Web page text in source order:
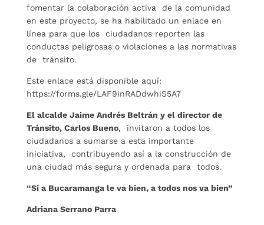
fomentar la colaboración activa de la comunidad
en este proyecto, se ha habilitado un enlace en
línea para que los ciudadanos reporten las
conductas peligrosas o violaciones a las normativas
de tránsito.
Este enlace está disponible aquí:
https://forms.gle/LAF9inRADdwhiS5A7
El alcalde Jaime Andrés Beltrán y el director de
Tránsito, Carlos Bueno, invitaron a todos los
ciudadanos a sumarse a esta importante
iniciativa, contribuyendo así a la construcción de
una ciudad más segura y ordenada para todos.
“Si a Bucaramanga le va bien, a todos nos va bien”
Adriana Serrano Parra